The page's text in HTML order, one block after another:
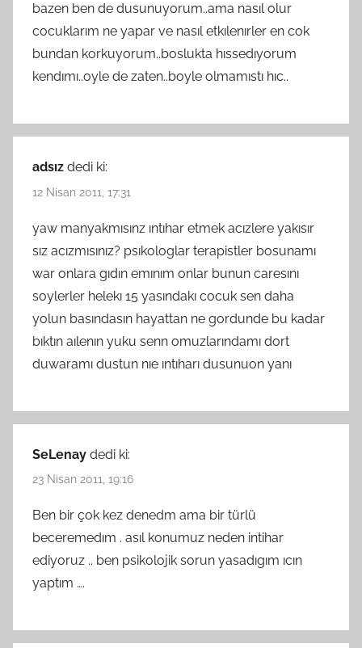
bazen ben de dusunuyorum..ama nasıl olur
cocuklarım ne yapar ve nasıl etkılenırler en cok
bundan korkuyorum..boslukta hıssedıyorum
kendımı..oyle de zaten..boyle olmamıstı hıc..
adsız dedi ki:
12 Nisan 2011, 17:31
yaw manyakmısınz ıntıhar etmek acızlere yakısır
sız acızmısınız? psıkologlar terapistler bosunamı
war onlara gıdın emınım onlar bunun caresını
soylerler helekı 15 yasındakı cocuk sen daha
yolun basındasın hayattan ne gordunde bu kadar
bıktın aılenın yuku senn omuzlarındamı dort
duwaramı dustun nıe ıntıharı dusunuon yanı
SeLenay dedi ki:
23 Nisan 2011, 19:16
Ben bir çok kez denedm ama bir türlü
beceremedım . asıl konumuz neden intihar
ediyoruz .. ben psikolojik sorun yasadıgım ıcın
yaptım ….